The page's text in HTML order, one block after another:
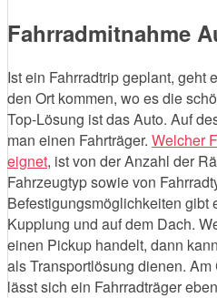
Fahrradmitnahme
Ist ein Fahrradtrip geplant, geht
den Ort kommen, wo es die
Top-Lösung ist das Auto. Auf
man einen Fahrträger. Welcher
eignet, ist von der Anzahl der
Fahrzeugtyp sowie von
Befestigungsmöglichkeiten gibt
Kupplung und auf dem Dach.
einen Pickup handelt, dann
als Transportlösung dienen.
lässt sich ein Fahrradträger